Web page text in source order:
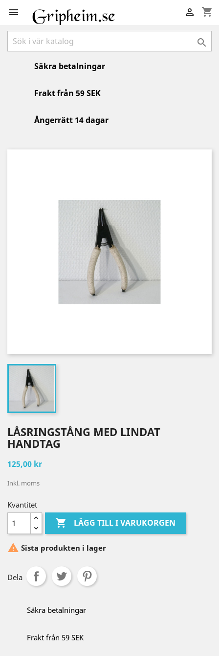
 shopping_cart


Säkra betalningar
Frakt från 59 SEK
Ångerrätt 14 dagar
LÅSRINGSTÅNG MED LINDAT
HANDTAG
125,00 kr
Inkl. moms
Kvantitet
 LÄGG TILL I VARUKORGEN
 Sista produkten i lager
Dela
Säkra betalningar
Frakt från 59 SEK